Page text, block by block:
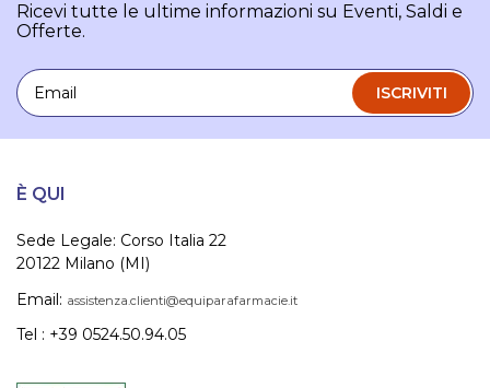
Ricevi tutte le ultime informazioni su Eventi, Saldi e
Offerte.
Email
ISCRIVITI
È QUI
Sede Legale: Corso Italia 22
20122 Milano (MI)
Email: assistenza.clienti@equiparafarmacie.it
Tel : +39 0524.50.94.05